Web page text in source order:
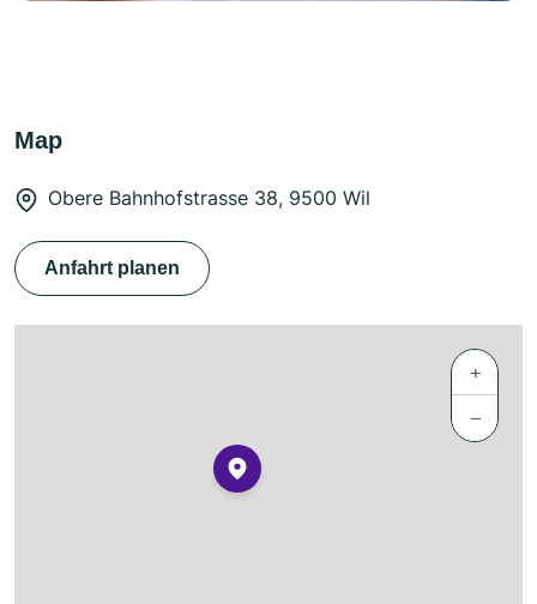
Map
Obere Bahnhofstrasse 38, 9500 Wil
Anfahrt planen
+
−